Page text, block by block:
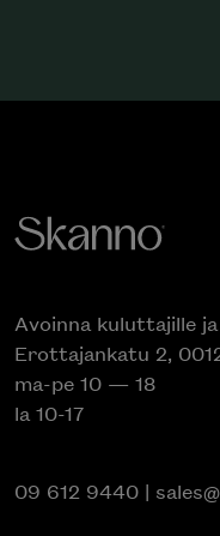
Avoinna kuluttajille
Erottajankatu 2,
ma-pe 10 — 18
la 10-17
09 612 9440 |